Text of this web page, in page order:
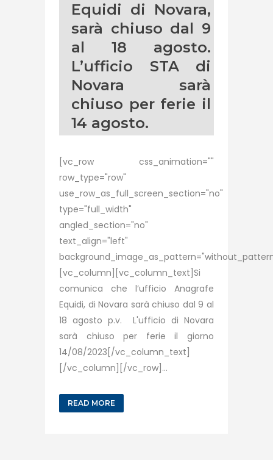
Equidi di Novara,
sarà chiuso dal 9
al 18 agosto.
L’ufficio STA di
Novara sarà
chiuso per ferie il
14 agosto.
[vc_row css_animation=""
row_type="row"
use_row_as_full_screen_section="no"
type="full_width"
angled_section="no"
text_align="left"
[vc_column][vc_column_text]Si
comunica che l’ufficio Anagrafe
Equidi, di Novara sarà chiuso dal 9 al
18 agosto p.v. L'ufficio di Novara
sarà chiuso per ferie il giorno
14/08/2023[/vc_column_text]
[/vc_column][/vc_row]...
READ MORE